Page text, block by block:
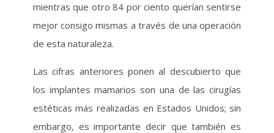
mientras que otro 84 por ciento querían sentirse
mejor consigo mismas a través de una operación
de esta naturaleza.
Las cifras anteriores ponen al descubierto que
los implantes mamarios son una de las cirugías
estéticas más realizadas en Estados Unidos; sin
embargo, es importante decir que también es